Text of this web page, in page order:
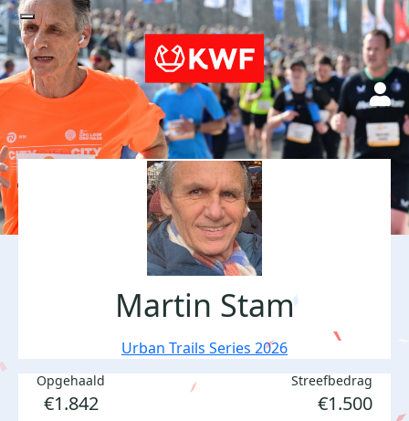
Martin Stam
Urban Trails Series 2026
Opgehaald
€1.842
Streefbedrag
€1.500